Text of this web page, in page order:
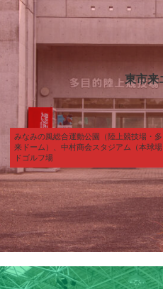
東市来
みなみの風総合運動公園（陸上競技場・
来ドーム）、中村商会スタジアム（本球
ドゴルフ場
カ
バ